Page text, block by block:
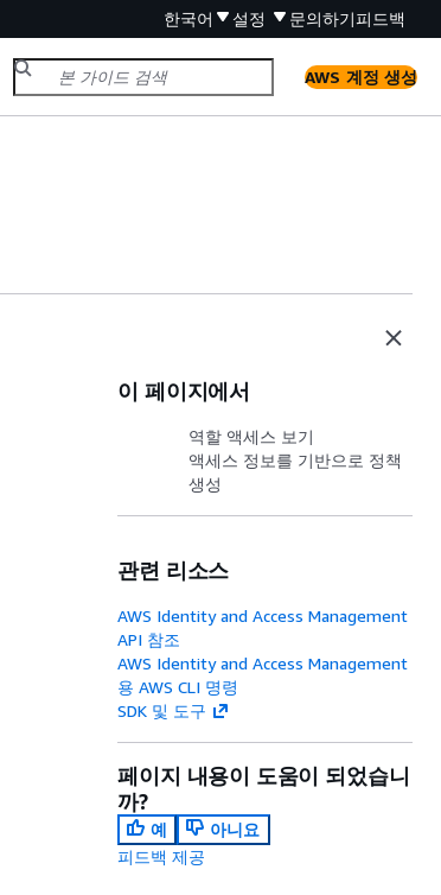
한국어 설정 문의하기피드백
AWS 계정 생성
이 페이지에서
역할 액세스 보기
액세스 정보를 기반으로 정책
생성
관련 리소스
AWS Identity and Access Management
API 참조
AWS Identity and Access Management
용 AWS CLI 명령
SDK 및 도구
페이지 내용이 도움이 되었습니
까?
예
아니요
피드백 제공